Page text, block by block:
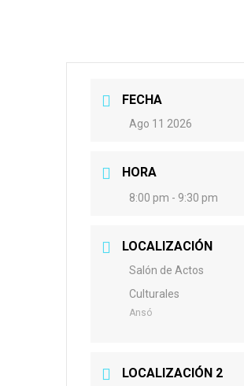
FECHA
Ago 11 2026
HORA
8:00 pm - 9:30 pm
LOCALIZACIÓN
Salón de Actos
Culturales
Ansó
LOCALIZACIÓN 2